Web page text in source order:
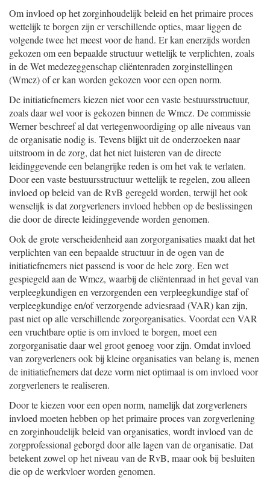
Om invloed op het zorginhoudelijk beleid en het primaire proces
wettelijk te borgen zijn er verschillende opties, maar liggen de
volgende twee het meest voor de hand. Er kan enerzijds worden
gekozen om een bepaalde structuur wettelijk te verplichten, zoals
in de Wet medezeggenschap cliëntenraden zorginstellingen
(Wmcz) of er kan worden gekozen voor een open norm.
De initiatiefnemers kiezen niet voor een vaste bestuursstructuur,
zoals daar wel voor is gekozen binnen de Wmcz. De commissie
Werner beschreef al dat vertegenwoordiging op alle niveaus van
de organisatie nodig is. Tevens blijkt uit de onderzoeken naar
uitstroom in de zorg, dat het niet luisteren van de directe
leidinggevende een belangrijke reden is om het vak te verlaten.
Door een vaste bestuursstructuur wettelijk te regelen, zou alleen
invloed op beleid van de RvB geregeld worden, terwijl het ook
wenselijk is dat zorgverleners invloed hebben op de beslissingen
die door de directe leidinggevende worden genomen.
Ook de grote verscheidenheid aan zorgorganisaties maakt dat het
verplichten van een bepaalde structuur in de ogen van de
initiatiefnemers niet passend is voor de hele zorg. Een wet
gespiegeld aan de Wmcz, waarbij de cliëntenraad in het geval van
verpleegkundigen en verzorgenden een verpleegkundige staf of
verpleegkundige en/of verzorgende adviesraad (VAR) kan zijn,
past niet op alle verschillende zorgorganisaties. Voordat een VAR
een vruchtbare optie is om invloed te borgen, moet een
zorgorganisatie daar wel groot genoeg voor zijn. Omdat invloed
van zorgverleners ook bij kleine organisaties van belang is, menen
de initiatiefnemers dat deze vorm niet optimaal is om invloed voor
zorgverleners te realiseren.
Door te kiezen voor een open norm, namelijk dat zorgverleners
invloed moeten hebben op het primaire proces van zorgverlening
en zorginhoudelijk beleid van organisaties, wordt invloed van de
zorgprofessional geborgd door alle lagen van de organisatie. Dat
betekent zowel op het niveau van de RvB, maar ook bij besluiten
die op de werkvloer worden genomen.